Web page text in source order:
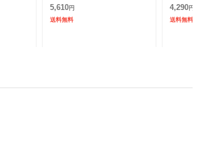
5,610円
送料無料
4,290円
送料無料